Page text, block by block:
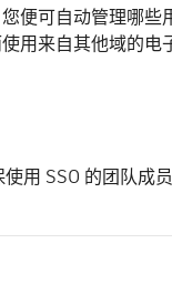
便可自动管理哪些
用来自其他域的电
用 SSO 的团队成